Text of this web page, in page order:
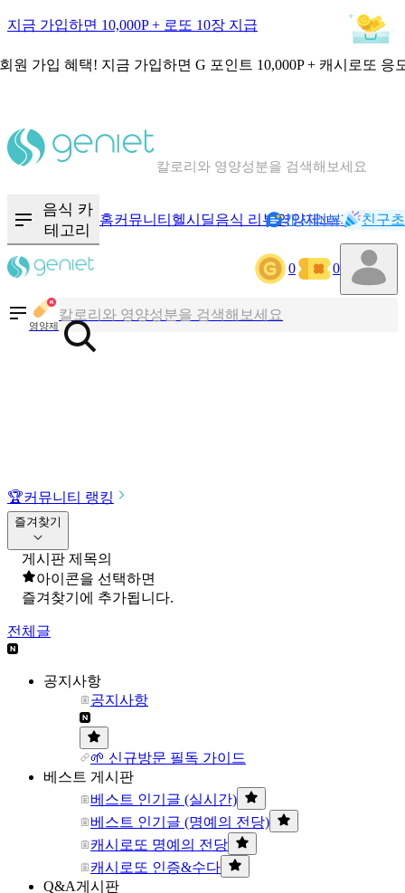
지금 가입하면 10,000P + 로또 10장 지급
원 가입 혜택! 지금 가입하면 G 포인트 10,000P + 캐시로또 응
칼로리와 영양성분을 검색해보세요
음식 카
테고리
홈커뮤니티 헬시딜음식 리뷰영양제NEW기록
캐시리뷰 친구
0 0
영양제
칼로리와 영양성분을 검색해보세요
혈당 · 다이어트 음식 검색해보세요
🏆커뮤니티 랭킹
즐겨찾기
게시판 제목의
아이콘을 선택하면
즐겨찾기에 추가됩니다.
전체글
공지사항
공지사항
🌱 신규방문 필독 가이드
베스트 게시판
베스트 인기글 (실시간)
베스트 인기글 (명예의 전당)
캐시로또 명예의 전당
캐시로또 인증&수다
Q&A게시판